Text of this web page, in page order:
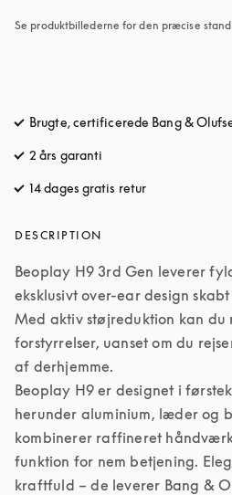
Se produktbillederne for den præcise
Brugte, certificerede Bang &
2 års garanti
14 dages gratis retur
DESCRIPTION
Beoplay H9 3rd Gen leverer
eksklusivt over-ear design
Med aktiv støjreduktion kan du
forstyrrelser, uanset om du
af derhjemme.
Beoplay H9 er designet i
herunder aluminium, læder og
kombinerer raffineret
funktion for nem betjening.
kraftfuld – de leverer Bang &